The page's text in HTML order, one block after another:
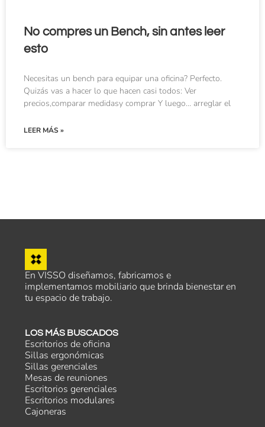
No compres un Bench, sin antes leer
esto
Necesitas un bench para equipar una oficina? Perfecto.
Quizás vas a hacer lo que hacen casi todos: Ver
precios,comparar medidasy comprar Y luego… arreglar el
LEER MÁS »
En VISSO diseñamos, fabricamos e
implementamos mobiliario que brinda bienestar en
tu espacio de trabajo.
LOS MÁS BUSCADOS
Escritorios de oficina
Sillas ergonómicas
Sillas gerenciales
Mesas de reuniones
Escritorios gerenciales
Escritorios modulares
Cajoneras